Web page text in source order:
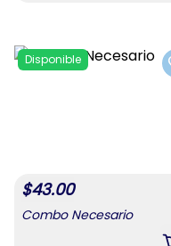
Disponible
$43.00
Combo Necesario